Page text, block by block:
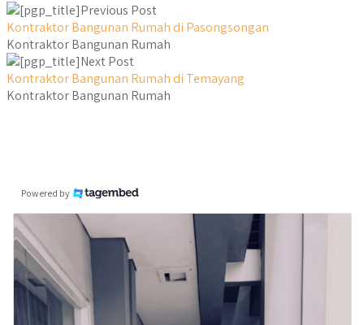
Previous Post
Kontraktor Bangunan Rumah di Pasongsongan
Kontraktor Bangunan Rumah
Next Post
Kontraktor Bangunan Rumah di Temayang
Kontraktor Bangunan Rumah
Powered by